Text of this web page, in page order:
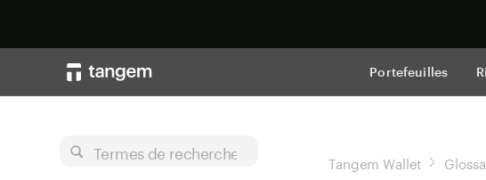
Portefeuilles
Termes de recherche
Tangem Wallet